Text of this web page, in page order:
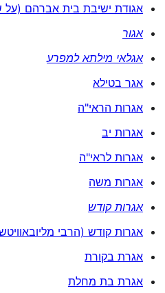
אגודת ישיבת בית אברהם (על
אגור
אגלאי מילתא למפרע
אגר בטילא
אגרות הראי"ה
אגרות יב
אגרות לראי"ה
אגרות משה
אגרות קודש
אגרות קודש (הרבי
אגרת בקורת
אגרת בת מחלת